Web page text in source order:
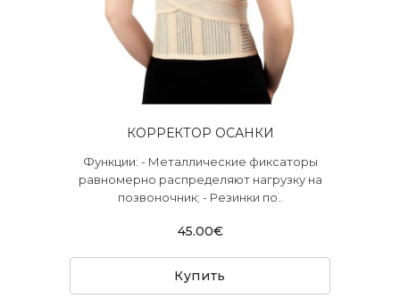
КОРРЕКТОР ОСАНКИ
Функции: - Металлические фиксаторы
равномерно распределяют нагрузку на
позвоночник; - Резинки по..
45.00€
Купить